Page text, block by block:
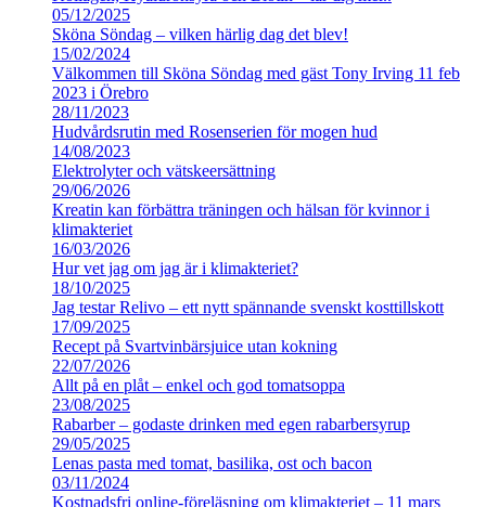
05/12/2025
Sköna Söndag – vilken härlig dag det blev!
15/02/2024
Välkommen till Sköna Söndag med gäst Tony Irving 11 feb
2023 i Örebro
28/11/2023
Hudvårdsrutin med Rosenserien för mogen hud
14/08/2023
Elektrolyter och vätskeersättning
29/06/2026
Kreatin kan förbättra träningen och hälsan för kvinnor i
klimakteriet
16/03/2026
Hur vet jag om jag är i klimakteriet?
18/10/2025
Jag testar Relivo – ett nytt spännande svenskt kosttillskott
17/09/2025
Recept på Svartvinbärsjuice utan kokning
22/07/2026
Allt på en plåt – enkel och god tomatsoppa
23/08/2025
Rabarber – godaste drinken med egen rabarbersyrup
29/05/2025
Lenas pasta med tomat, basilika, ost och bacon
03/11/2024
Kostnadsfri online-föreläsning om klimakteriet – 11 mars